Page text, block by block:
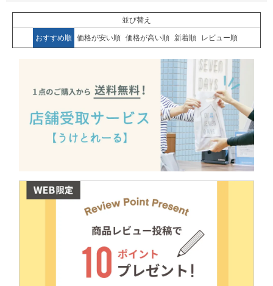
並び替え
おすすめ順 価格が安い順 価格が高い順 新着順 レビュー順